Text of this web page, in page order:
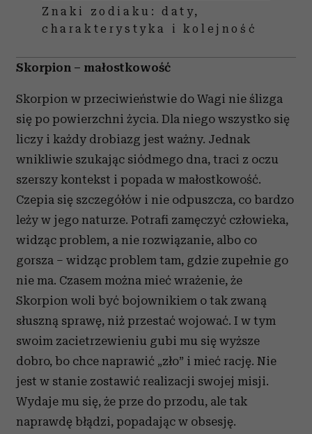
Znaki zodiaku: daty,
charakterystyka i kolejność
Skorpion – małostkowość
Skorpion w przeciwieństwie do Wagi nie ślizga
się po powierzchni życia. Dla niego wszystko się
liczy i każdy drobiazg jest ważny. Jednak
wnikliwie szukając siódmego dna, traci z oczu
szerszy kontekst i popada w małostkowość.
Czepia się szczegółów i nie odpuszcza, co bardzo
leży w jego naturze. Potrafi zamęczyć człowieka,
widząc problem, a nie rozwiązanie, albo co
gorsza – widząc problem tam, gdzie zupełnie go
nie ma. Czasem można mieć wrażenie, że
Skorpion woli być bojownikiem o tak zwaną
słuszną sprawę, niż przestać wojować. I w tym
swoim zacietrzewieniu gubi mu się wyższe
dobro, bo chce naprawić „zło” i mieć rację. Nie
jest w stanie zostawić realizacji swojej misji.
Wydaje mu się, że prze do przodu, ale tak
naprawdę błądzi, popadając w obsesję.